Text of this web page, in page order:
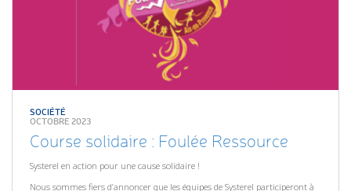
SOCIÉTÉ
OCTOBRE 2023
Course solidaire : Foulée Ressource
Systerel en action pour une cause solidaire !
Nous sommes fiers d’annoncer que les équipes de Systerel participeront à